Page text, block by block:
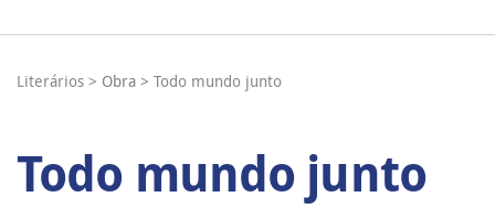
Literários > Obra > Todo mundo junto
Todo mundo junto